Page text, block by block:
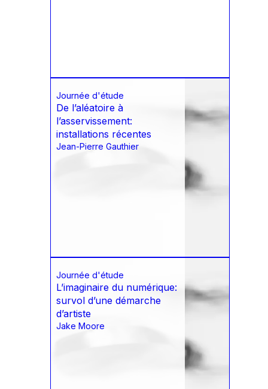
Journée d'étude
De l’aléatoire à
l’asservissement:
installations récentes
Jean-Pierre Gauthier
Journée d'étude
L’imaginaire du numérique:
survol d’une démarche
d’artiste
Jake Moore